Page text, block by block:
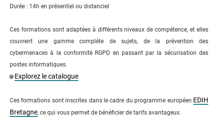
Durée : 14h en présentiel ou distanciel
Ces formations sont adaptées à différents niveaux de compétence, et elles
couvrent une gamme complète de sujets, de la prévention des
cybermenaces à la conformité RGPD en passant par la sécurisation des
postes informatiques.
🌐Explorez le catalogue
Ces formations sont inscrites dans le cadre du programme européen EDIH
Bretagne, ce qui vous permet de bénéficier de tarifs avantageux.